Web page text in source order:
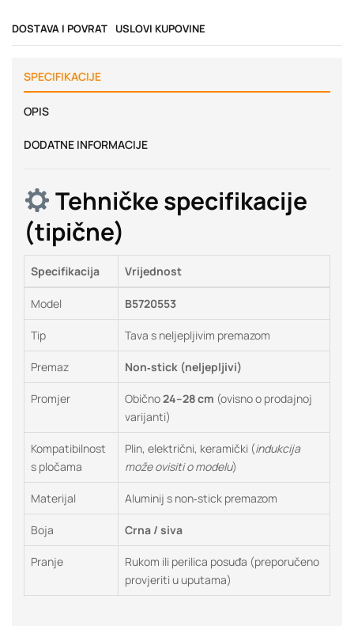
DOSTAVA I POVRAT USLOVI KUPOVINE
SPECIFIKACIJE
OPIS
DODATNE INFORMACIJE
Tehničke specifikacije
(tipične)
Specifikacija Vrijednost
Model B5720553
Tip Tava s neljepljivim premazom
Premaz Non‑stick (neljepljivi)
Promjer Obično24–28 cm (ovisno o prodajnoj
varijanti)
Kompatibilnost
s pločama
Plin, električni, keramički (indukcija
može ovisiti o modelu)
Materijal Aluminij s non‑stick premazom
Boja Crna / siva
Pranje
Rukom ili perilica posuđa (preporučeno
provjeriti u uputama)